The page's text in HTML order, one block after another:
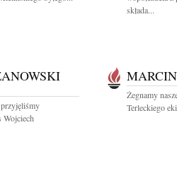
składa...
Wojciech
Żegnamy
Terleckiego